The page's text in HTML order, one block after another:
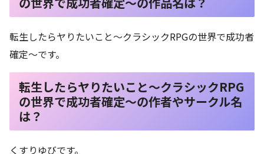
転生したらヤりたいこと〜クラシックRPGの世界で成功者
確定〜です。
転生したらヤりたいこと〜クラシックRPG
の世界で成功者確定〜の作者やサークル名
は？
くすりゆびです。